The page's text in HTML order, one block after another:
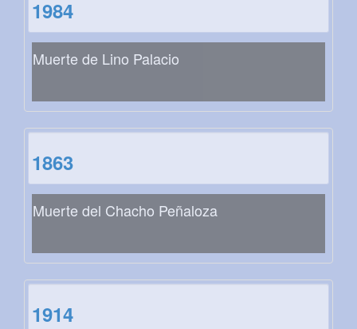
1984
Muerte de Lino Palacio
1863
Muerte del Chacho Peñaloza
1914